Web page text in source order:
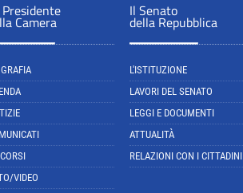
Presidente
Camera
VIDEO
Il Senato
della Repubblica
L'ISTITUZIONE
LAVORI DEL SENATO
LEGGI E DOCUMENTI
ATTUALITÀ
RELAZIONI CON I CITTADINI